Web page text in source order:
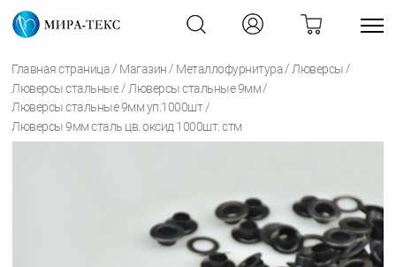
Главная страница / Магазин / Металлофурнитура / Люверсы /
Люверсы стальные / Люверсы стальные 9мм /
Люверсы стальные 9мм уп.1000шт /
Люверсы 9мм сталь цв. оксид 1000шт. стм